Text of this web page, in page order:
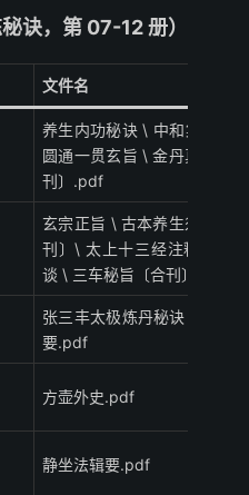
诀，第 07-12 册）
文件名
养生内功秘诀 \ 中和集 \ 儒道
圆通一贯玄旨 \ 金丹真传〔合
刊〕.pdf
玄宗正旨 \ 古本养生须知〔合
刊〕\ 太上十三经注释 \ 道窍
谈 \ 三车秘旨〔合刊〕.pdf
张三丰太极炼丹秘诀 \ 修道秘
要.pdf
方壶外史.pdf
静坐法辑要.pdf